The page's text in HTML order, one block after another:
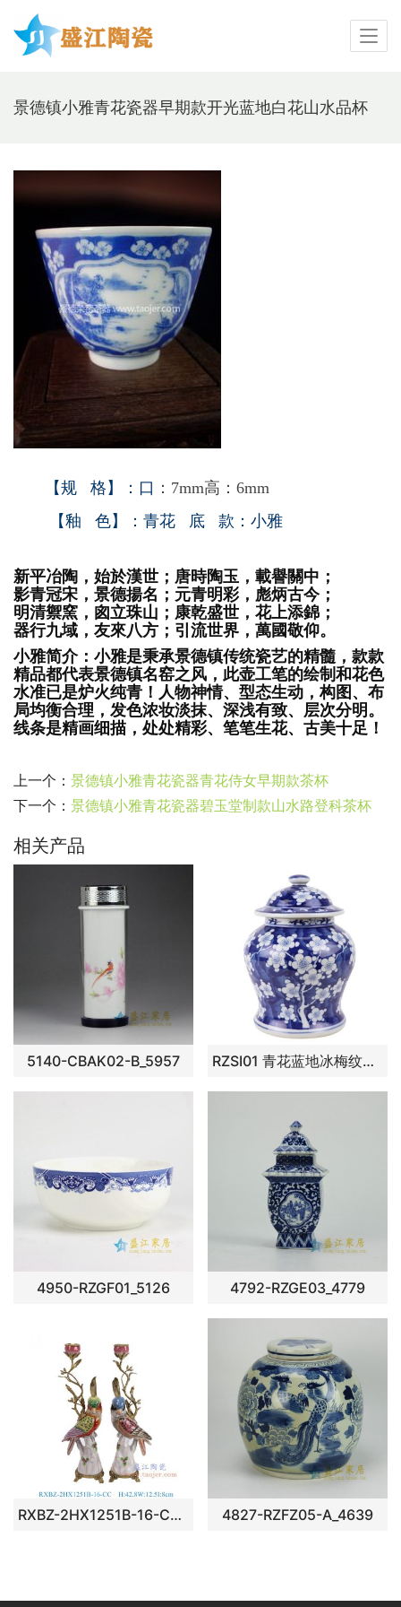
景德镇小雅青花瓷器早期款开光蓝地白花山水品杯
【规 格】：口 ：7mm高：6mm
【釉 色】：青花 底 款：小雅
新平冶陶，始於漢世；唐時陶玉，載譽關中；
影青冠宋，景德揚名；元青明彩，彪炳古今；
明清禦窯，囪立珠山；康乾盛世，花上添錦；
器行九域，友來八方；引流世界，萬國敬仰。
小雅简介：小雅是秉承景德镇传统瓷艺的精髓，款款
精品都代表景德镇名窑之风，此壶工笔的绘制和花色
水准已是炉火纯青！人物神情、型态生动，构图、布
局均衡合理，发色浓妆淡抹、深浅有致、层次分明。
线条是精画细描，处处精彩、笔笔生花、古美十足！
上一个： 景德镇小雅青花瓷器青花侍女早期款茶杯
下一个： 景德镇小雅青花瓷器碧玉堂制款山水路登科茶杯
相关产品
5140-CBAK02-B_5957 RZSI01 青花蓝地冰梅纹将军罐
4950-RZGF01_5126 4792-RZGE03_4779
RXBZ-2HX1251B-16-CC 现金彩绘鹦鹉雕塑烛台一对 高42.8直径12.5重量1.05KG 4827-RZFZ05-A_4639